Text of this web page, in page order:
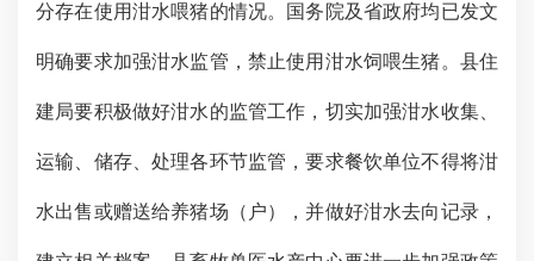
分存在使用泔水喂猪的情况。国务院及省政府均已发文
明确要求加强泔水监管，禁止使用泔水饲喂生猪。县住
建局要积极做好泔水的监管工作，切实加强泔水收集、
运输、储存、处理各环节监管，要求餐饮单位不得将泔
水出售或赠送给养猪场（户），并做好泔水去向记录，